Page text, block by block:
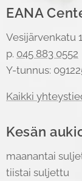
EANA
Vesijärvenkatu
p. 045 883 0552
Y-tunnus:
Kaikki
Kesän
maanantai
tiistai suljettu